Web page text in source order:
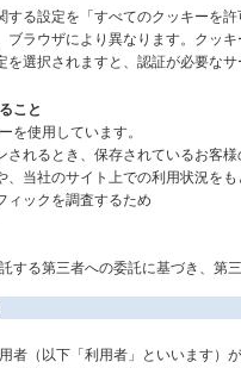
する設定を「すべてのクッキーを
ブラウザにより異なります。クッ
を選択されますと、認証が必要な
こと
を使用しています。
されるとき、保存されているお客
、当社のサイト上での利用状況を
ィックを調査するため
する第三者への委託に基づき、
者（以下「利用者」といいます